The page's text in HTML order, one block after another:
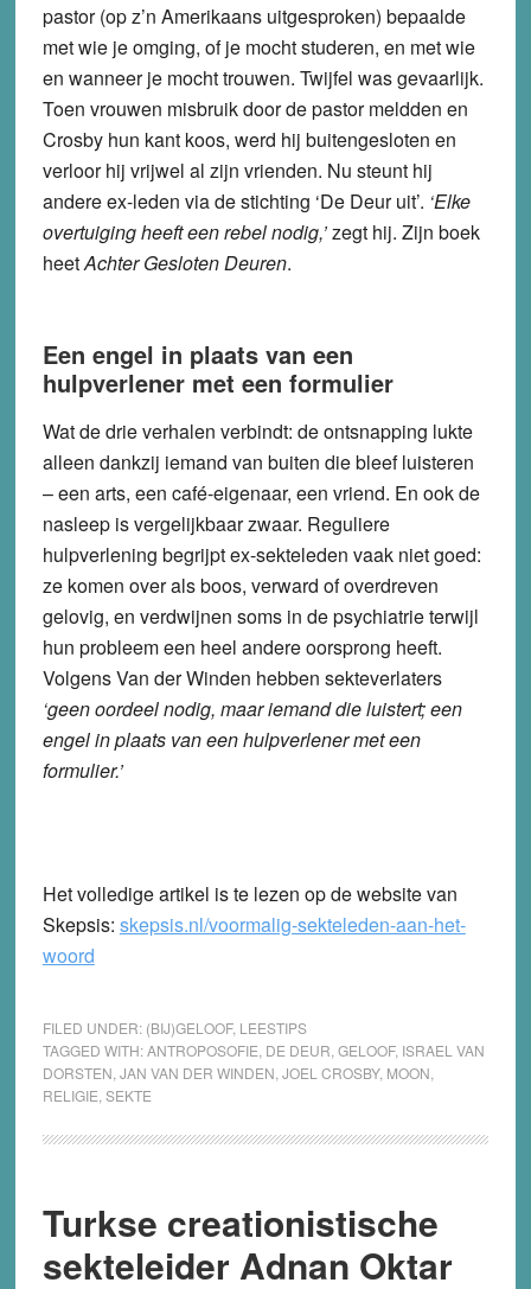
pastor (op z’n Amerikaans uitgesproken) bepaalde
met wie je omging, of je mocht studeren, en met wie
en wanneer je mocht trouwen. Twijfel was gevaarlijk.
Toen vrouwen misbruik door de pastor meldden en
Crosby hun kant koos, werd hij buitengesloten en
verloor hij vrijwel al zijn vrienden. Nu steunt hij
andere ex-leden via de stichting ‘De Deur uit’. ‘Elke
overtuiging heeft een rebel nodig,’zegt hij. Zijn boek
heetAchter Gesloten Deuren.
Een engel in plaats van een
hulpverlener met een formulier
Wat de drie verhalen verbindt: de ontsnapping lukte
alleen dankzij iemand van buiten die bleef luisteren
– een arts, een café-eigenaar, een vriend. En ook de
nasleep is vergelijkbaar zwaar. Reguliere
hulpverlening begrijpt ex-sekteleden vaak niet goed:
ze komen over als boos, verward of overdreven
gelovig, en verdwijnen soms in de psychiatrie terwijl
hun probleem een heel andere oorsprong heeft.
Volgens Van der Winden hebben sekteverlaters
‘geen oordeel nodig, maar iemand die luistert; een
engel in plaats van een hulpverlener met een
formulier.’
Het volledige artikel is te lezen op de website van
Skepsis: skepsis.nl/voormalig-sekteleden-aan-het-
woord
FILED UNDER: (BIJ)GELOOF, LEESTIPS
TAGGED WITH:ANTROPOSOFIE DE DEUR GELOOF, ISRAEL VAN
DORSTEN JAN VAN DER WINDEN JOEL CROSBY, MOON
RELIGIE SEKTE
Turkse creationistische
sekteleider Adnan Oktar